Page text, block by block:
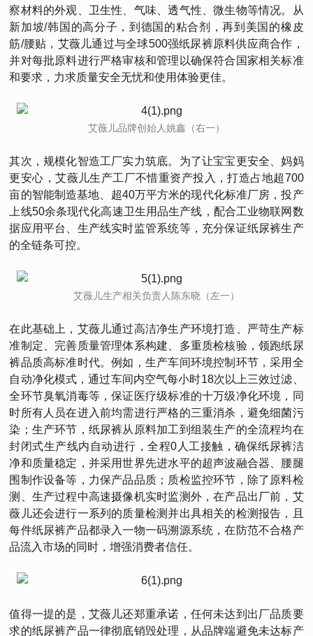
察材料的外观、卫生性、气味、透气性、微生物等情况。从
新加坡/韩国的高分子，到德国的粘合剂，再到美国的橡皮
筋/腰贴，艾薇儿通过与全球500强纸尿裤原料供应商合作，
并对每批原料进行严格审核和管理以确保符合国家相关标准
和要求，力求质量安全无忧和使用体验更佳。
艾薇儿品牌创始人姚鑫（右一）
其次，规模化智造工厂实力筑底。为了让宝宝更安全、妈妈
更安心，艾薇儿生产工厂不惜重资产投入，打造占地超700
亩的智能制造基地、超40万平方米的现代化标准厂房，投产
上线50余条现代化高速卫生用品生产线，配合工业物联网数
据应用平台、生产线实时监管系统等，充分保证纸尿裤生产
的全链条可控。
艾薇儿生产相关负责人陈东晓（左一）
在此基础上，艾薇儿通过高洁净生产环境打造、严苛生产标
准制定、完善质量管理体系构建、多重质检核验，领跑纸尿
裤品质高标准时代。例如，生产车间环境控制环节，采用全
自动净化模式，通过车间内空气每小时18次以上三效过滤、
全环节臭氧消毒等，保证医疗级标准的十万级净化环境，同
时所有人员在进入前均需进行严格的三重消杀，避免细菌污
染；生产环节，纸尿裤从原料加工到组装生产的全流程均在
封闭式生产线内自动进行，全程0人工接触，确保纸尿裤洁
净和质量稳定，并采用世界先进水平的超声波融合器、腰腿
围制作设备等，力保产品品质；质检监控环节，除了原料检
测、生产过程中高速摄像机实时监测外，在产品出厂前，艾
薇儿还会进行一系列的质量检测并出具相关的检测报告，且
每件纸尿裤产品都录入一物一码溯源系统，在防范不合格产
品流入市场的同时，增强消费者信任。
值得一提的是，艾薇儿还郑重承诺，任何未达到出厂品质要
求的纸尿裤产品一律彻底销毁处理，从品牌端避免未达标产